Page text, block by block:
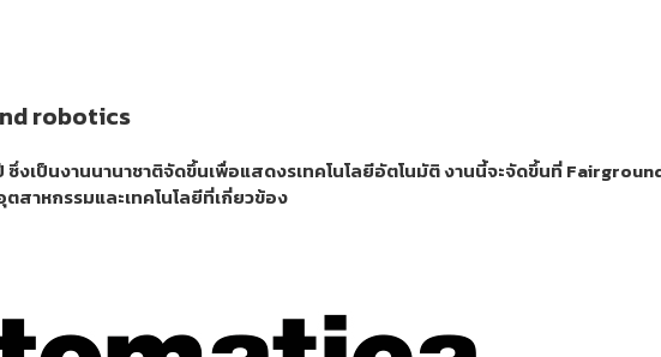
robotics
เป็นงานนานาชาติจัดขึ้นเพื่อแสดงรเทคโนโลยีอัตโนมัติ งานนี้จะจัดขึ้นที่
สาหกรรมและเทคโนโลยีที่เกี่ยวข้อง